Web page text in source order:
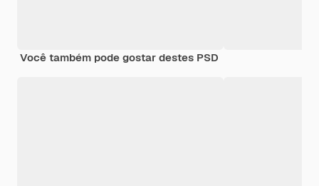
Você também pode gostar destes PSD